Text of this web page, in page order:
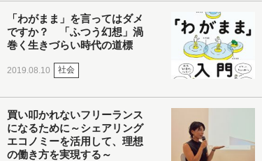
「わがまま」を言ってはダメ
ですか？ 「ふつう幻想」渦
巻く生きづらい時代の道標
2019.08.10 社会
買い叩かれないフリーランス
になるために～シェアリング
エコノミーを活用して、理想
の働き方を実現する～